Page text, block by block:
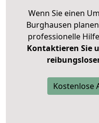
Wenn Sie einen
Burghausen
professionelle
Kontaktieren Sie
Kostenlose